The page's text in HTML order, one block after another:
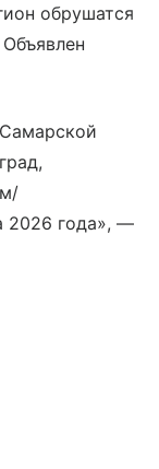
обрушатся
2026 года», —